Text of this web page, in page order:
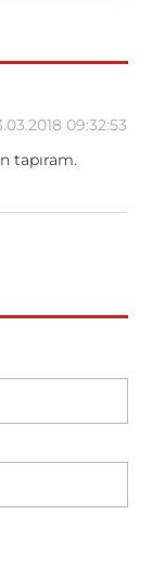
09:32:53
tapıram.